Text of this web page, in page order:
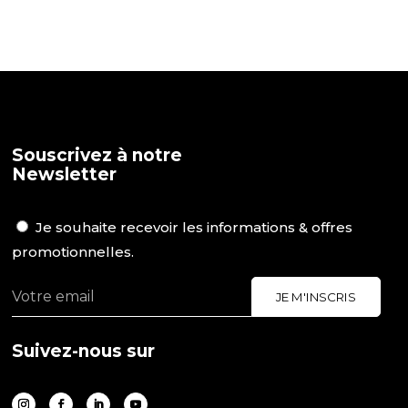
Souscrivez à notre
Newsletter
Je souhaite recevoir les informations & offres
promotionnelles.
Suivez-nous sur